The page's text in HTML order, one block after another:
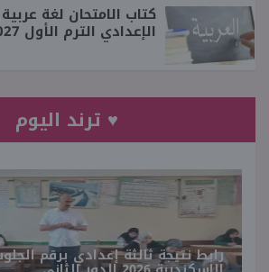
كتاب الامتحان لغة
الإعدادي الترم الأول 2027
♥ ترند اليوم
رابط نتيجة ثالثة إعدادي برقم